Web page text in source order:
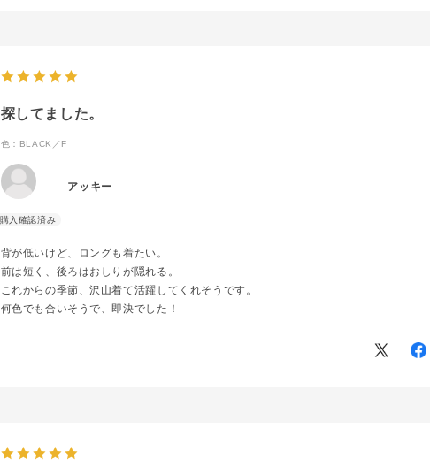
探してました。
色：BLACK／F
アッキー
背が低いけど、ロングも着たい。
前は短く、後ろはおしりが隠れる。
これからの季節、沢山着て活躍してくれそうです。
何色でも合いそうで、即決でした！